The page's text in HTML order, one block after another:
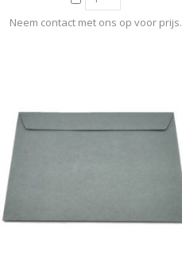
Neem contact met ons op voor prijs.